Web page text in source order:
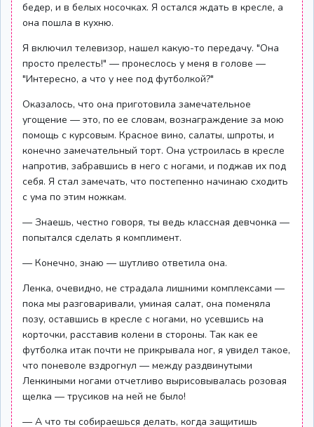
бедер, и в белых носочках. Я остался ждать в кресле, а
она пошла в кухню.
Я включил телевизор, нашел какую-то передачу. "Она
просто прелесть!" — пронеслось у меня в голове —
"Интересно, а что у нее под футболкой?"
Оказалось, что она приготовила замечательное
угощение — это, по ее словам, вознаграждение за мою
помощь с курсовым. Красное вино, салаты, шпроты, и
конечно замечательный торт. Она устроилась в кресле
напротив, забравшись в него с ногами, и поджав их под
себя. Я стал замечать, что постепенно начинаю сходить
с ума по этим ножкам.
— Знаешь, честно говоря, ты ведь классная девчонка —
попытался сделать я комплимент.
— Конечно, знаю — шутливо ответила она.
Ленка, очевидно, не страдала лишними комплексами —
пока мы разговаривали, уминая салат, она поменяла
позу, оставшись в кресле с ногами, но усевшись на
корточки, расставив колени в стороны. Так как ее
футболка итак почти не прикрывала ног, я увидел такое,
что поневоле вздрогнул — между раздвинутыми
Ленкиными ногами отчетливо вырисовывалась розовая
щелка — трусиков на ней не было!
— А что ты собираешься делать, когда защитишь